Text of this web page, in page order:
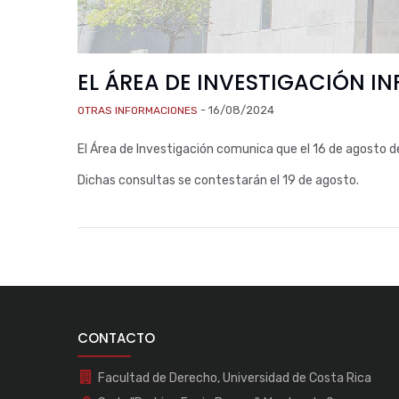
EL ÁREA DE INVESTIGACIÓN
OTRAS INFORMACIONES - 16/08/2024
El Área de Investigación comunica que el 16 de
Dichas consultas se contestarán el 19 de agosto.
CONTACTO
Facultad de Derecho, Universidad de Costa Rica